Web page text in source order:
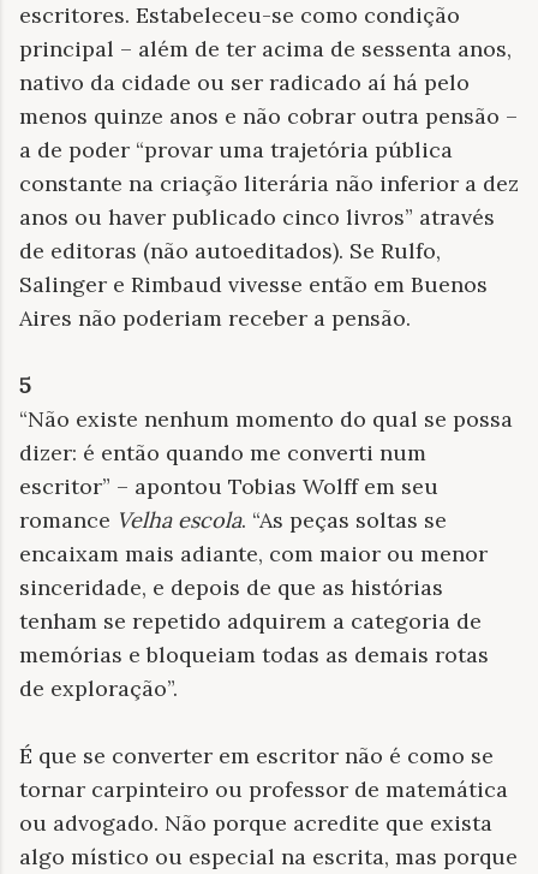
escritores. Estabeleceu-se como condição
principal – além de ter acima de sessenta anos,
nativo da cidade ou ser radicado aí há pelo
menos quinze anos e não cobrar outra pensão –
a de poder “provar uma trajetória pública
constante na criação literária não inferior a dez
anos ou haver publicado cinco livros” através
de editoras (não autoeditados). Se Rulfo,
Salinger e Rimbaud vivesse então em Buenos
Aires não poderiam receber a pensão.
5
“Não existe nenhum momento do qual se possa
dizer: é então quando me converti num
escritor” – apontou Tobias Wolff em seu
romance Velha escola. “As peças soltas se
encaixam mais adiante, com maior ou menor
sinceridade, e depois de que as histórias
tenham se repetido adquirem a categoria de
memórias e bloqueiam todas as demais rotas
de exploração”.
É que se converter em escritor não é como se
tornar carpinteiro ou professor de matemática
ou advogado. Não porque acredite que exista
algo místico ou especial na escrita, mas porque